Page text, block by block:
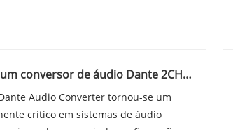
conversor de áudio Dante 2CH
Audio Converter tornou-se um
crítico em sistemas de áudio